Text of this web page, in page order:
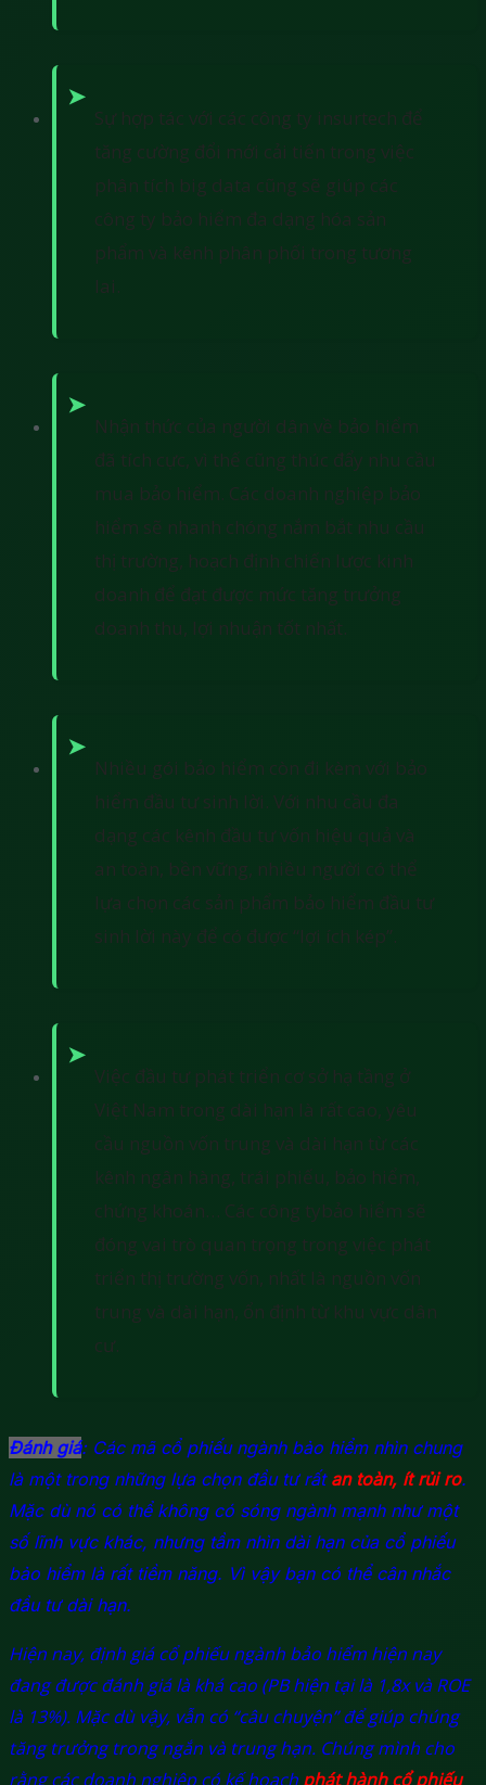
Sự hợp tác với các công ty insurtech để
tăng cường đổi mới cải tiến trong việc
phân tích big data cũng sẽ giúp các
công ty bảo hiểm đa dạng hóa sản
phẩm và kênh phân phối trong tương
lai.
Nhận thức của người dân về bảo hiểm
đã tích cực, vì thế cũng thúc đẩy nhu cầu
mua bảo hiểm. Các doanh nghiệp bảo
hiểm sẽ nhanh chóng nắm bắt nhu cầu
thị trường, hoạch định chiến lược kinh
doanh để đạt được mức tăng trưởng
doanh thu, lợi nhuận tốt nhất.
Nhiều gói bảo hiểm còn đi kèm với bảo
hiểm đầu tư sinh lời. Với nhu cầu đa
dạng các kênh đầu tư vốn hiệu quả và
an toàn, bền vững, nhiều người có thể
lựa chọn các sản phẩm bảo hiểm đầu tư
sinh lời này để có được “lợi ích kép”.
Việc đầu tư phát triển cơ sở hạ tầng ở
Việt Nam trong dài hạn là rất cao, yêu
cầu nguồn vốn trung và dài hạn từ các
kênh ngân hàng, trái phiếu, bảo hiểm,
chứng khoán… Các công tybảo hiểm sẽ
đóng vai trò quan trọng trong việc phát
triển thị trường vốn, nhất là nguồn vốn
trung và dài hạn, ổn định từ khu vực dân
cư.
Đánh giá: Các mã cổ phiếu ngành bảo hiểm nhìn chung
là một trong những lựa chọn đầu tư rất an toàn, ít rủi ro.
Mặc dù nó có thể không có sóng ngành mạnh như một
số lĩnh vực khác, nhưng tầm nhìn dài hạn của cổ phiếu
bảo hiểm là rất tiềm năng. Vì vậy bạn có thể cân nhắc
đầu tư dài hạn.
Hiện nay, định giá cổ phiếu ngành bảo hiểm hiện nay
đang được đánh giá là khá cao (PB hiện tại là 1,8x và ROE
là 13%). Mặc dù vậy, vẫn có “câu chuyện” để giúp chúng
tăng trưởng trong ngắn và trung hạn. Chúng mình cho
rằng các doanh nghiệp có kế hoạch phát hành cổ phiếu